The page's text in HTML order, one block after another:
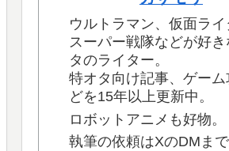
ウルトラマン、仮面ライ
スーパー戦隊などが好き
タのライター。
特オタ向け記事、ゲーム
どを15年以上更新中。
ロボットアニメも好物。
執筆の依頼はXのDMまで